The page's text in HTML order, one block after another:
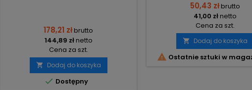
178,21 złbrutto
144,89 złnetto
Cena za szt.
 Dodaj do koszyka
 Dostępny
50,43 złbrutto
41,00 złnetto
Cena za szt.
 Dodaj do koszyka
 Ostatnie sztuki w